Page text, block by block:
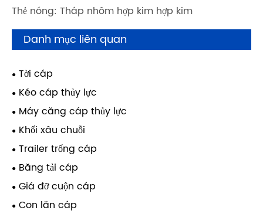
Thẻ nóng: Tháp nhôm hợp kim hợp kim
Danh mục liên quan
Tời cáp
Kéo cáp thủy lực
Máy căng cáp thủy lực
Khối xâu chuỗi
Trailer trống cáp
Băng tải cáp
Giá đỡ cuộn cáp
Con lăn cáp